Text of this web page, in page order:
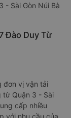
- Sài Gòn Núi Bà
Đào Duy Từ
đơn vị vận tải
từ Quận 3 - Sài
cấp nhiều
với nhu cầu của